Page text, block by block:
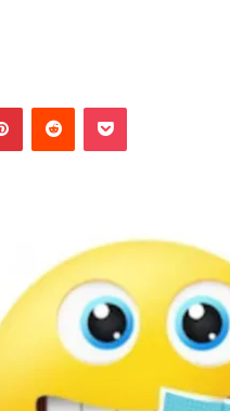
PinterestReddit Pocket